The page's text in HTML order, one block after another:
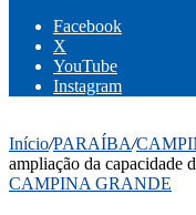
Facebook
X
YouTube
Instagram
Início/PARAÍBA/
ampliação da capacidade
CAMPINA GRANDE